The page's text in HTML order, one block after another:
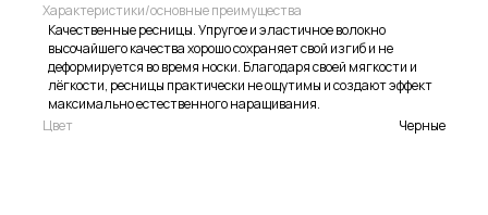
Характеристики/основные преимущества
Качественные ресницы. Упругое и эластичное волокно
высочайшего качества хорошо сохраняет свой изгиб и не
деформируется во время носки. Благодаря своей мягкости и
лёгкости, ресницы практически не ощутимы и создают эффект
максимально естественного наращивания.
Цвет
Черные